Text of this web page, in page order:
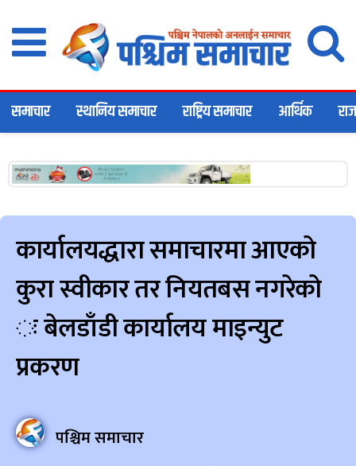
समाचार स्थानिय समाचार राष्ट्रिय समाचार आर्थिक
कार्यालयद्धारा समाचारमा आएको
कुरा स्वीकार तर नियतबस नगरेको
ः बेलडाँडी कार्यालय माइन्युट
प्रकरण
पश्चिम समाचार